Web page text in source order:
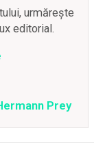
urmărește
editorial.
Prey